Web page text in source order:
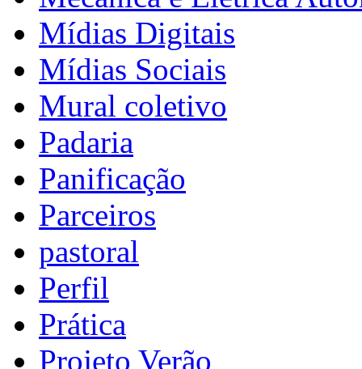
Mídias Digitais
Mídias Sociais
Mural coletivo
Padaria
Panificação
Parceiros
pastoral
Perfil
Prática
Projeto Verão